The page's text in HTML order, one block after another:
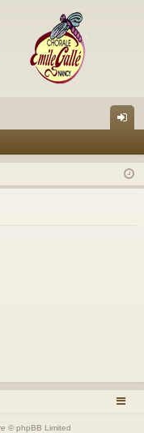
ne
xi
© phpBB Limited